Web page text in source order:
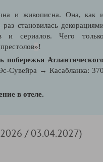
и живописна. Она, как
становилась
и сериалов. Чего
»!
побережья
Сувейра → Касабланка:
в отеле.
/ 03.04.2027)